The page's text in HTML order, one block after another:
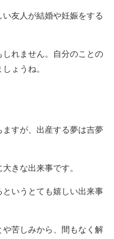
友人が結婚や妊娠をする
れません。自分のことの
ょうね。
すが、出産する夢は吉夢
きな出来事です。
というとても嬉しい出来事
苦しみから、間もなく解